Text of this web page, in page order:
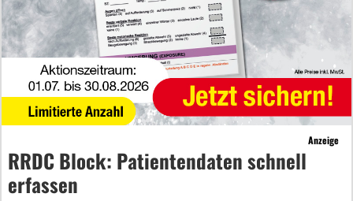
Anzeige
RRDC Block: Patientendaten schnell
erfassen